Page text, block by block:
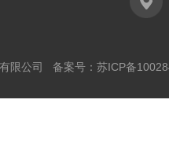
限公司 备案号： 苏ICP备